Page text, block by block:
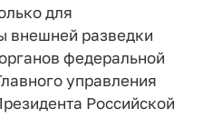
для
внешней разведки
федеральной
управления
Российской